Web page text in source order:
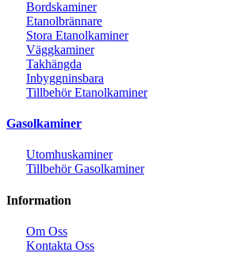
Bordskaminer
Etanolbrännare
Stora Etanolkaminer
Väggkaminer
Takhängda
Inbyggninsbara
Tillbehör Etanolkaminer
Gasolkaminer
Utomhuskaminer
Tillbehör Gasolkaminer
Information
Om Oss
Kontakta Oss